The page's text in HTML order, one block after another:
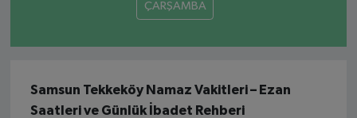
ÇARŞAMBA
Samsun Tekkeköy Namaz Vakitleri – Ezan
Saatleri ve Günlük İbadet Rehberi